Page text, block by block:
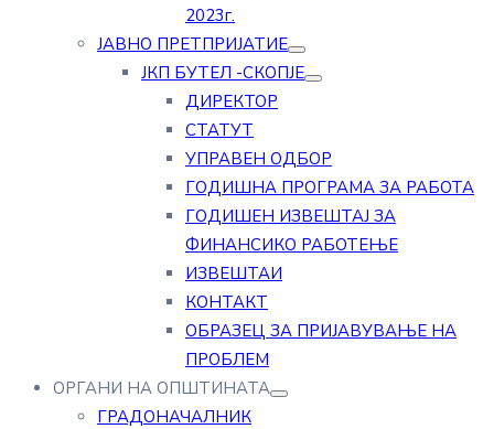
2023г.
ЈАВНО ПРЕТПРИЈАТИЕ
ЈКП БУТЕЛ -СКОПЈЕ
ДИРЕКТОР
СТАТУТ
УПРАВЕН ОДБОР
ГОДИШНА ПРОГРАМА ЗА РАБОТА
ГОДИШЕН ИЗВЕШТАЈ ЗА
ФИНАНСИКО РАБОТЕЊЕ
ИЗВЕШТАИ
КОНТАКТ
ОБРАЗЕЦ ЗА ПРИЈАВУВАЊЕ НА
ПРОБЛЕМ
ОРГАНИ НА ОПШТИНАТА
ГРАДОНАЧАЛНИК